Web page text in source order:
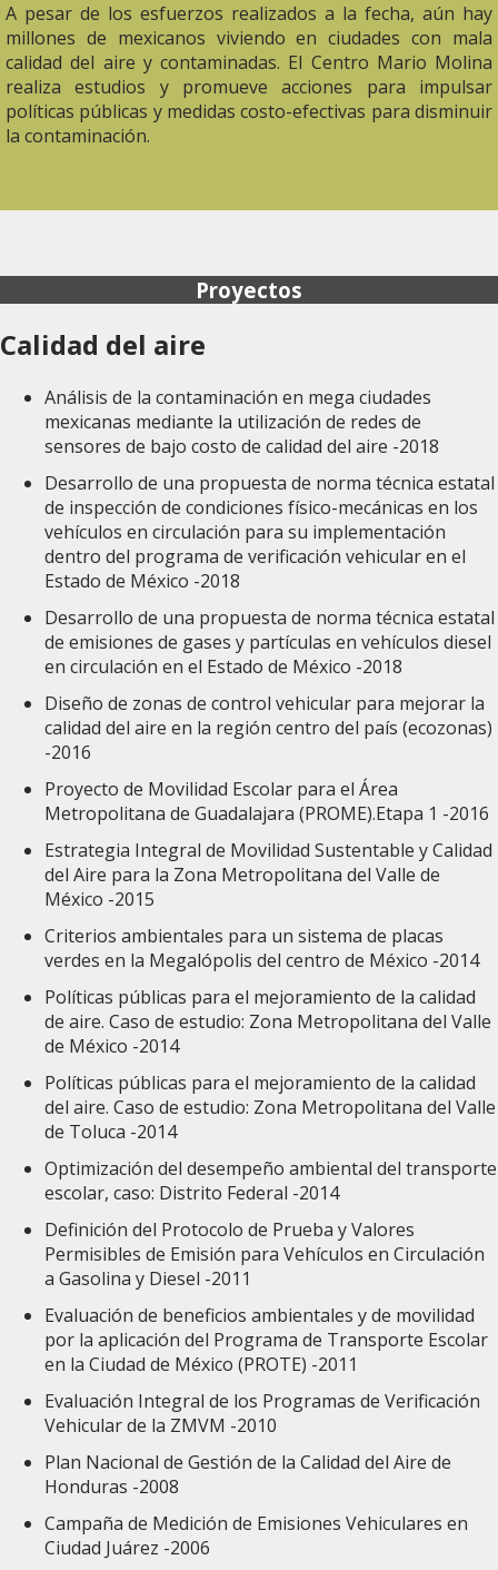
A pesar de los esfuerzos realizados a la fecha, aún hay
millones de mexicanos viviendo en ciudades con mala
calidad del aire y contaminadas. El Centro Mario Molina
realiza estudios y promueve acciones para impulsar
políticas públicas y medidas costo-efectivas para disminuir
la contaminación.
Proyectos
Calidad del aire
Análisis de la contaminación en mega ciudades
mexicanas mediante la utilización de redes de
sensores de bajo costo de calidad del aire -2018
Desarrollo de una propuesta de norma técnica estatal
de inspección de condiciones físico-mecánicas en los
vehículos en circulación para su implementación
dentro del programa de verificación vehicular en el
Estado de México -2018
Desarrollo de una propuesta de norma técnica estatal
de emisiones de gases y partículas en vehículos diesel
en circulación en el Estado de México -2018
Diseño de zonas de control vehicular para mejorar la
calidad del aire en la región centro del país (ecozonas)
-2016
Proyecto de Movilidad Escolar para el Área
Metropolitana de Guadalajara (PROME).Etapa 1 -2016
Estrategia Integral de Movilidad Sustentable y Calidad
del Aire para la Zona Metropolitana del Valle de
México -2015
Criterios ambientales para un sistema de placas
verdes en la Megalópolis del centro de México -2014
Políticas públicas para el mejoramiento de la calidad
de aire. Caso de estudio: Zona Metropolitana del Valle
de México -2014
Políticas públicas para el mejoramiento de la calidad
del aire. Caso de estudio: Zona Metropolitana del Valle
de Toluca -2014
Optimización del desempeño ambiental del transporte
escolar, caso: Distrito Federal -2014
Definición del Protocolo de Prueba y Valores
Permisibles de Emisión para Vehículos en Circulación
a Gasolina y Diesel -2011
Evaluación de beneficios ambientales y de movilidad
por la aplicación del Programa de Transporte Escolar
en la Ciudad de México (PROTE) -2011
Evaluación Integral de los Programas de Verificación
Vehicular de la ZMVM -2010
Plan Nacional de Gestión de la Calidad del Aire de
Honduras -2008
Campaña de Medición de Emisiones Vehiculares en
Ciudad Juárez -2006